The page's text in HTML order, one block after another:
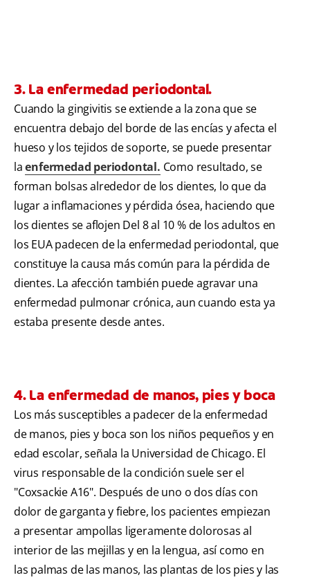
3. La enfermedad periodontal.
Cuando la gingivitis se extiende a la zona que se
encuentra debajo del borde de las encías y afecta el
hueso y los tejidos de soporte, se puede presentar
laenfermedad periodontal. Como resultado, se
forman bolsas alrededor de los dientes, lo que da
lugar a inflamaciones y pérdida ósea, haciendo que
los dientes se aflojen Del 8 al 10 % de los adultos en
los EUA padecen de la enfermedad periodontal, que
constituye la causa más común para la pérdida de
dientes. La afección también puede agravar una
enfermedad pulmonar crónica, aun cuando esta ya
estaba presente desde antes.
4. La enfermedad de manos, pies y boca
Los más susceptibles a padecer de la enfermedad
de manos, pies y boca son los niños pequeños y en
edad escolar, señala la Universidad de Chicago. El
virus responsable de la condición suele ser el
"Coxsackie A16". Después de uno o dos días con
dolor de garganta y fiebre, los pacientes empiezan
a presentar ampollas ligeramente dolorosas al
interior de las mejillas y en la lengua, así como en
las palmas de las manos, las plantas de los pies y las